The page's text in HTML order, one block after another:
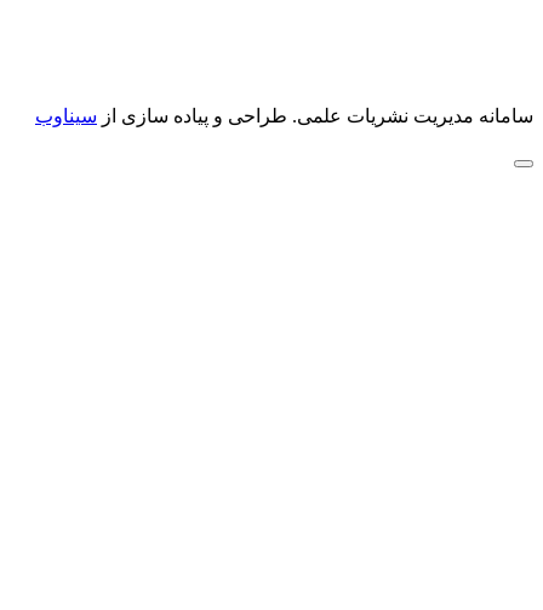
سامانه مدیریت نشریات علمی. طراحی و پیاده سازی از سیناوب